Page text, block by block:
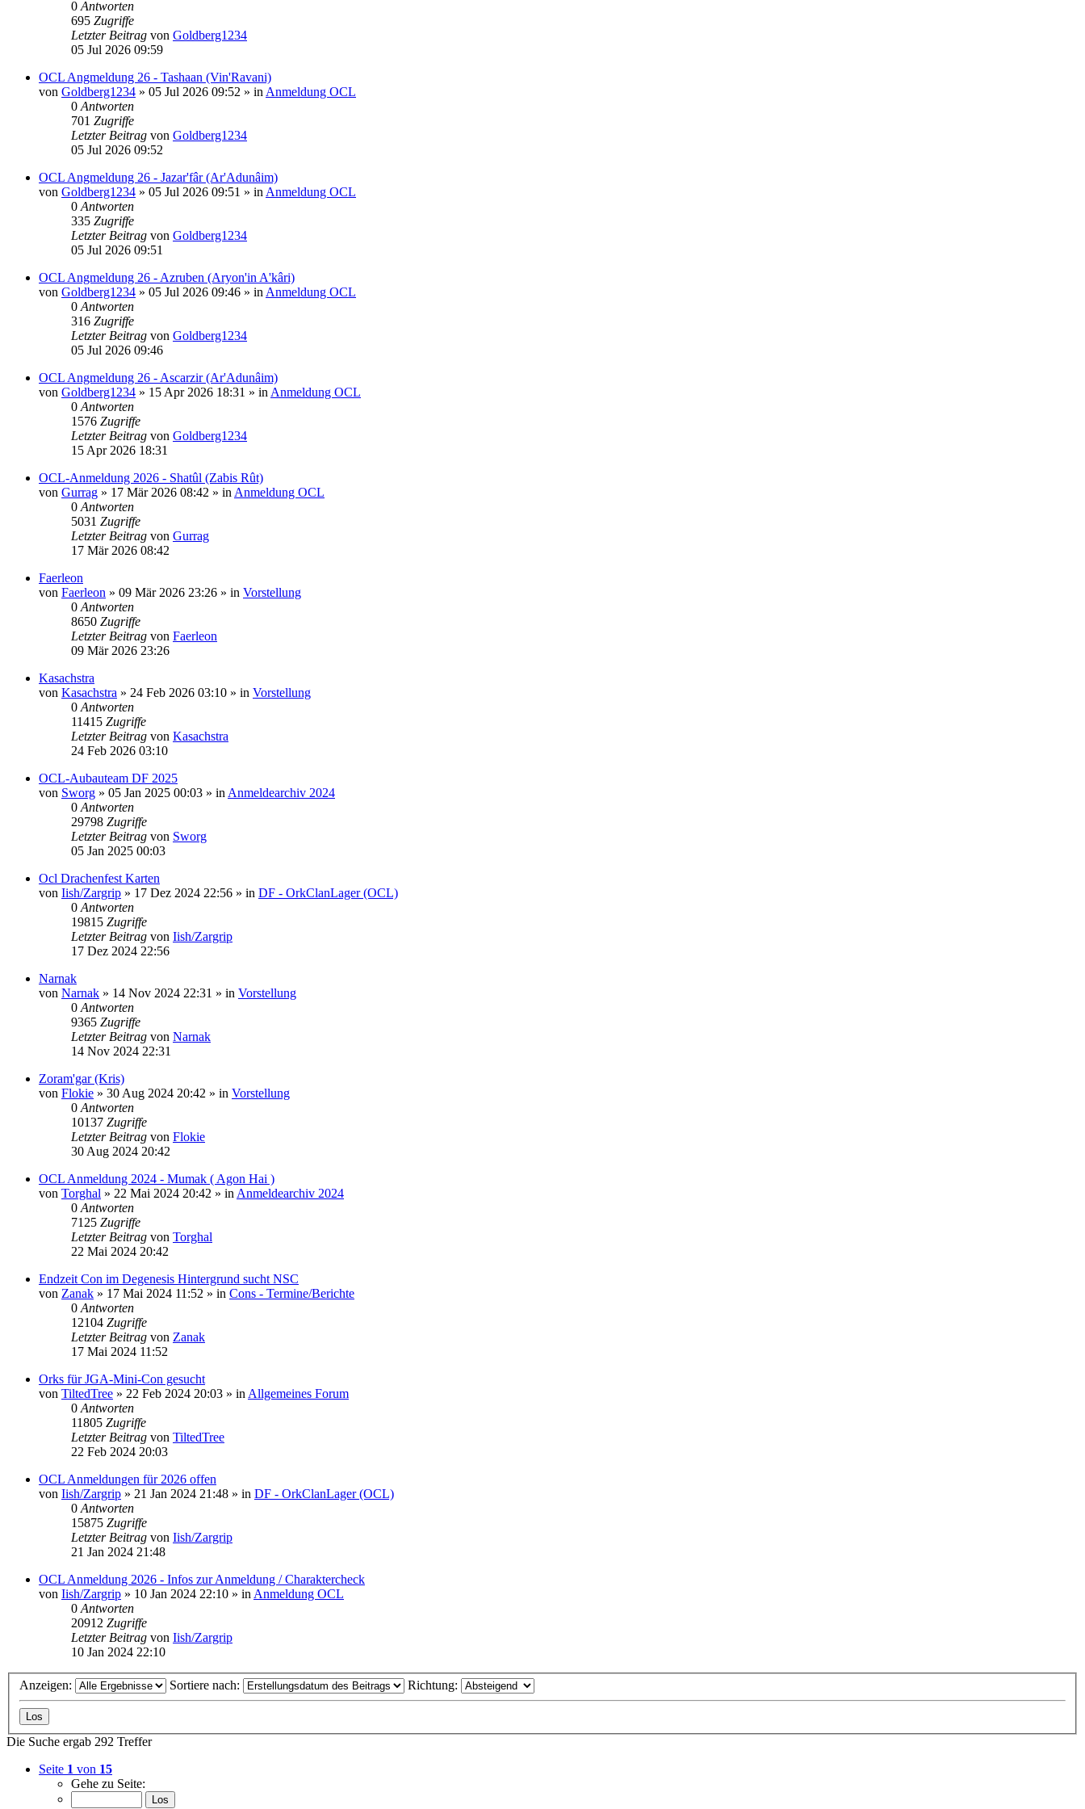
0 Antworten
695 Zugriffe
Letzter Beitrag von Goldberg1234
05 Jul 2026 09:59
OCL Angmeldung 26 - Tashaan (Vin'Ravani)
von Goldberg1234 » 05 Jul 2026 09:52 » in Anmeldung OCL
0 Antworten
701 Zugriffe
Letzter Beitrag von Goldberg1234
05 Jul 2026 09:52
OCL Angmeldung 26 - Jazar'fâr (Ar'Adunâim)
von Goldberg1234 » 05 Jul 2026 09:51 » in Anmeldung OCL
0 Antworten
335 Zugriffe
Letzter Beitrag von Goldberg1234
05 Jul 2026 09:51
OCL Angmeldung 26 - Azruben (Aryon'in A'kâri)
von Goldberg1234 » 05 Jul 2026 09:46 » in Anmeldung OCL
0 Antworten
316 Zugriffe
Letzter Beitrag von Goldberg1234
05 Jul 2026 09:46
OCL Angmeldung 26 - Ascarzir (Ar'Adunâim)
von Goldberg1234 » 15 Apr 2026 18:31 » in Anmeldung OCL
0 Antworten
1576 Zugriffe
Letzter Beitrag von Goldberg1234
15 Apr 2026 18:31
OCL-Anmeldung 2026 - Shatûl (Zabis Rût)
von Gurrag » 17 Mär 2026 08:42 » in Anmeldung OCL
0 Antworten
5031 Zugriffe
Letzter Beitrag von Gurrag
17 Mär 2026 08:42
Faerleon
von Faerleon » 09 Mär 2026 23:26 » in Vorstellung
0 Antworten
8650 Zugriffe
Letzter Beitrag von Faerleon
09 Mär 2026 23:26
Kasachstra
von Kasachstra » 24 Feb 2026 03:10 » in Vorstellung
0 Antworten
11415 Zugriffe
Letzter Beitrag von Kasachstra
24 Feb 2026 03:10
OCL-Aubauteam DF 2025
von Sworg » 05 Jan 2025 00:03 » in Anmeldearchiv 2024
0 Antworten
29798 Zugriffe
Letzter Beitrag von Sworg
05 Jan 2025 00:03
Ocl Drachenfest Karten
von Iish/Zargrip » 17 Dez 2024 22:56 » in DF - OrkClanLager (OCL)
0 Antworten
19815 Zugriffe
Letzter Beitrag von Iish/Zargrip
17 Dez 2024 22:56
Narnak
von Narnak » 14 Nov 2024 22:31 » in Vorstellung
0 Antworten
9365 Zugriffe
Letzter Beitrag von Narnak
14 Nov 2024 22:31
Zoram'gar (Kris)
von Flokie » 30 Aug 2024 20:42 » in Vorstellung
0 Antworten
10137 Zugriffe
Letzter Beitrag von Flokie
30 Aug 2024 20:42
OCL Anmeldung 2024 - Mumak ( Agon Hai )
von Torghal » 22 Mai 2024 20:42 » in Anmeldearchiv 2024
0 Antworten
7125 Zugriffe
Letzter Beitrag von Torghal
22 Mai 2024 20:42
Endzeit Con im Degenesis Hintergrund sucht NSC
von Zanak » 17 Mai 2024 11:52 » in Cons - Termine/Berichte
0 Antworten
12104 Zugriffe
Letzter Beitrag von Zanak
17 Mai 2024 11:52
Orks für JGA-Mini-Con gesucht
von TiltedTree » 22 Feb 2024 20:03 » in Allgemeines Forum
0 Antworten
11805 Zugriffe
Letzter Beitrag von TiltedTree
22 Feb 2024 20:03
OCL Anmeldungen für 2026 offen
von Iish/Zargrip » 21 Jan 2024 21:48 » in DF - OrkClanLager (OCL)
0 Antworten
15875 Zugriffe
Letzter Beitrag von Iish/Zargrip
21 Jan 2024 21:48
OCL Anmeldung 2026 - Infos zur Anmeldung / Charaktercheck
von Iish/Zargrip » 10 Jan 2024 22:10 » in Anmeldung OCL
0 Antworten
20912 Zugriffe
Letzter Beitrag von Iish/Zargrip
10 Jan 2024 22:10
Anzeigen: Sortiere nach: Richtung:
Die Suche ergab 292 Treffer
Seite 1 von 15
Gehe zu Seite: